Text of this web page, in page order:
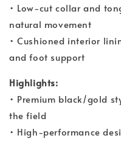
• Low-cut collar and
natural movement
• Cushioned interior
and foot support
Highlights:
• Premium black/gold
the field
• High-performance